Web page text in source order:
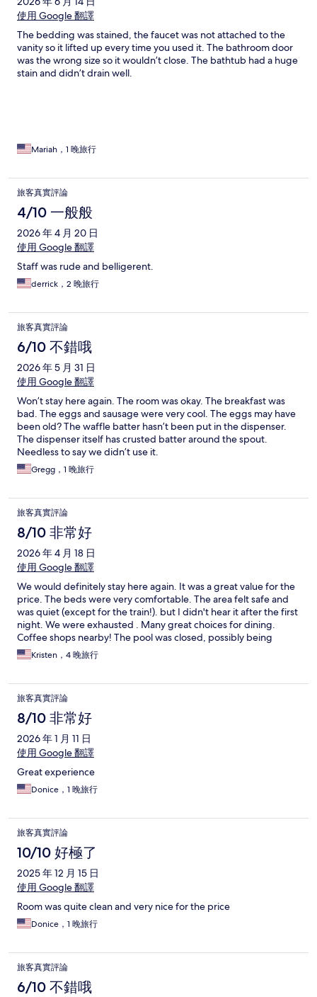
使用 Google 翻譯
The bedding was stained, the faucet was not attached to the
vanity so it lifted up every time you used it. The bathroom door
was the wrong size so it wouldn’t close. The bathtub had a huge
stain and didn’t drain well.
Mariah，1 晚旅行
旅客真實評論
4/10 一般般
2026 年 4 月 20 日
使用 Google 翻譯
Staff was rude and belligerent.
derrick，2 晚旅行
旅客真實評論
6/10 不錯哦
2026 年 5 月 31 日
使用 Google 翻譯
Won’t stay here again. The room was okay. The breakfast was
bad. The eggs and sausage were very cool. The eggs may have
been old? The waffle batter hasn’t been put in the dispenser.
The dispenser itself has crusted batter around the spout.
Needless to say we didn’t use it.
Gregg，1 晚旅行
旅客真實評論
8/10 非常好
2026 年 4 月 18 日
使用 Google 翻譯
We would definitely stay here again. It was a great value for the
price. The beds were very comfortable. The area felt safe and
was quiet (except for the train!). but I didn't hear it after the first
night. We were exhausted . Many great choices for dining.
Coffee shops nearby! The pool was closed, possibly being
renovated?
Kristen，4 晚旅行
旅客真實評論
8/10 非常好
2026 年 1 月 11 日
使用 Google 翻譯
Great experience
Donice，1 晚旅行
旅客真實評論
10/10 好極了
2025 年 12 月 15 日
使用 Google 翻譯
Room was quite clean and very nice for the price
Donice，1 晚旅行
旅客真實評論
6/10 不錯哦